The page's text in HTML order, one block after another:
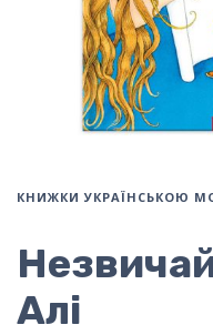
КНИЖКИ УКРАЇНСЬКОЮ
Алі